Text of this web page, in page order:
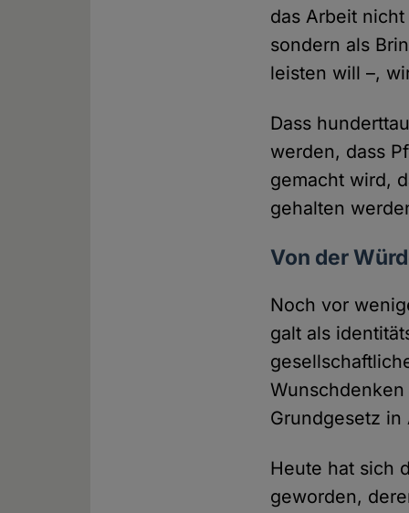
das Arbeit
sondern als
leisten will –,
Dass
werden, dass
gemacht wird,
gehalten
Von der
Noch vor
galt als
Grundgesetz in
Heute hat sich
geworden,